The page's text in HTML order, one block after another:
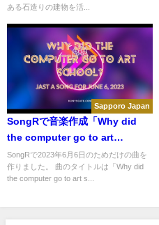
ある石造りの建物を活...
Sapporo Japan
SongRで音楽作成「Why did
the computer go to art
school」2023年6月6日のための
曲
SongRで2023年6月6日のためだけの曲を
作りました。 曲のタイトルは「Why did
the computer go to art s...